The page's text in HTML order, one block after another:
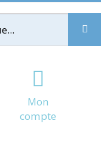
Mon
compte